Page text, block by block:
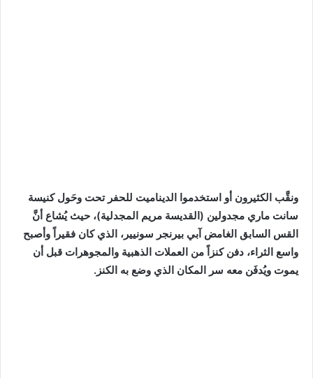
ونقَّب الكثيرون أو استخدموا الديناميت للحفر تحت وحَول كنيسة
سانت ماري مجدولين (القديسة مريم المجدلية)، حيث يُشاع أنَّ
القس السابق الغامض آبي بيرنجر سونيير، الذي كان فقيراً وأصبح
واسع الثراء، دفن كنزاً من العملات الذهبية والمجوهرات قبل أن
يموت ويُدفَن معه سر المكان الذي وضع به الكنز.